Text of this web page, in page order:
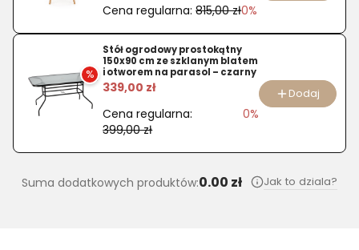
Cena regularna: 815,00 zł0%
%
Stół ogrodowy prostokątny
150x90 cm ze szklanym blatem
i otworem na parasol – czarny
339,00 zł
Cena regularna:
399,00 zł
0%
Dodaj
Suma dodatkowych produktów:0.00 zł Jak to dziala?